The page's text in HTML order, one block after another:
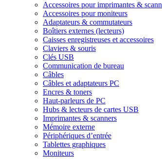
Accessoires pour imprimantes &
Accessoires pour moniteurs
Adaptateurs & commutateurs
Boîtiers externes (lecteurs)
Caisses enregistreuses et accessoires
Claviers & souris
Clés USB
Communication de bureau
Câbles
Câbles et adaptateurs PC
Encres & toners
Haut-parleurs de PC
Hubs & lecteurs de cartes USB
Imprimantes & scanners
Mémoire externe
Périphériques d’entrée
Tablettes graphiques
Moniteurs